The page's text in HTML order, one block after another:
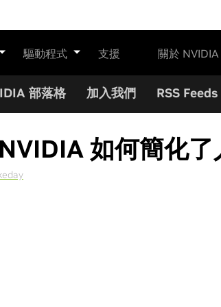
驅動程式 支援 關於 NVIDIA
部落格 加入我們 RSS Feeds
如何簡化